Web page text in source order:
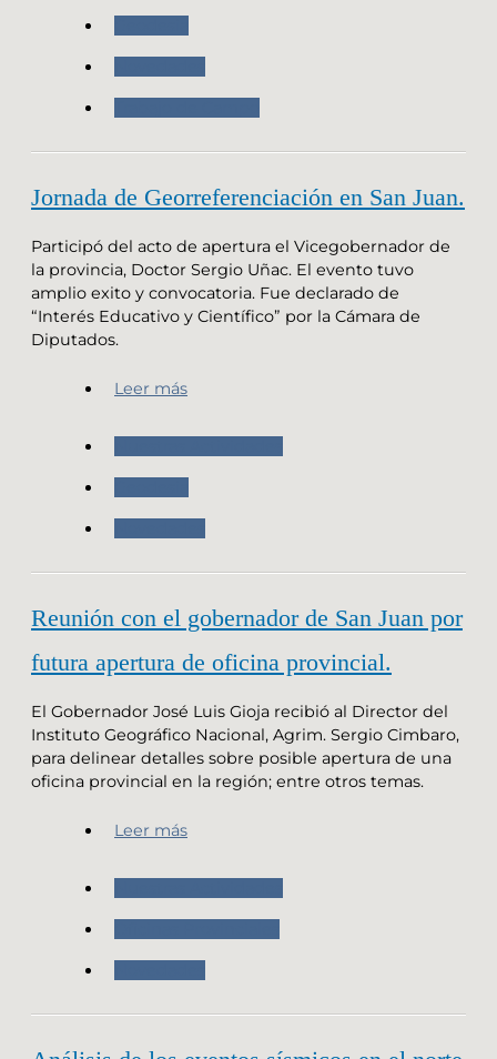
Jornada de Georreferenciación en San Juan.
Participó del acto de apertura el Vicegobernador de
la provincia, Doctor Sergio Uñac. El evento tuvo
amplio exito y convocatoria. Fue declarado de
“Interés Educativo y Científico” por la Cámara de
Diputados.
Leer más
Reunión con el gobernador de San Juan por
futura apertura de oficina provincial.
El Gobernador José Luis Gioja recibió al Director del
Instituto Geográfico Nacional, Agrim. Sergio Cimbaro,
para delinear detalles sobre posible apertura de una
oficina provincial en la región; entre otros temas.
Leer más